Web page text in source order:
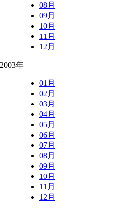
08月
09月
10月
11月
12月
2003年
01月
02月
03月
04月
05月
06月
07月
08月
09月
10月
11月
12月